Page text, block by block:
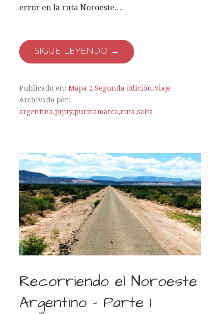
error en la ruta Noroeste.…
SIGUE LEYENDO →
Publicado en: Mapa 2,Segunda Edición,Viaje
Archivado por:
argentina,jujuy,purmamarca,ruta,salta
Recorriendo el Noroeste
Argentino – Parte 1